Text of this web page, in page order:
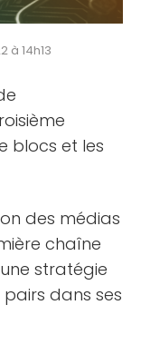
à 14h13
blocs et les
des médias
chaîne
stratégie
dans ses